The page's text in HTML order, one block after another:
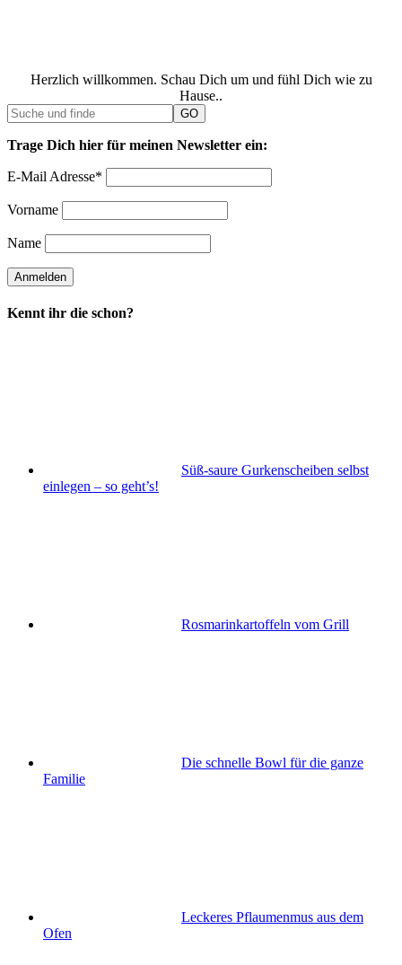
Herzlich willkommen. Schau Dich um und fühl Dich wie zu
Hause..
Trage Dich hier für meinen Newsletter ein:
E-Mail Adresse*
Vorname
Name
Kennt ihr die schon?
Süß-saure Gurkenscheiben selbst
einlegen – so geht’s!
Rosmarinkartoffeln vom Grill
Die schnelle Bowl für die ganze
Familie
Leckeres Pflaumenmus aus dem
Ofen